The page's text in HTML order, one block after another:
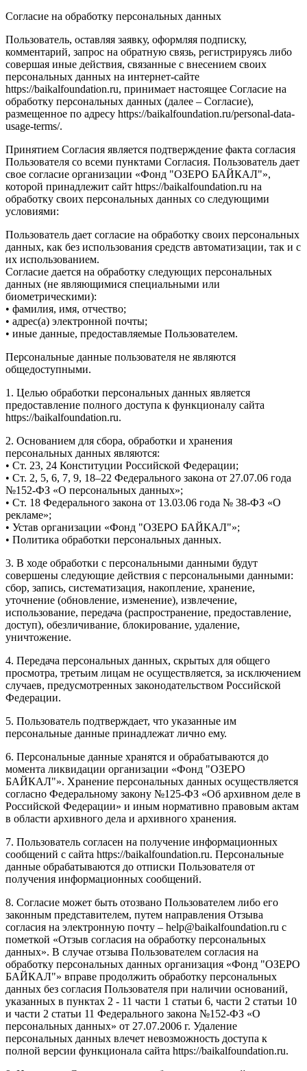
Согласие на обработку персональных данных
Пользователь, оставляя заявку, оформляя подписку,
комментарий, запрос на обратную связь, регистрируясь либо
совершая иные действия, связанные с внесением своих
персональных данных на интернет-сайте
https://baikalfoundation.ru, принимает настоящее Согласие на
обработку персональных данных (далее – Согласие),
размещенное по адресу https://baikalfoundation.ru/personal-data-
usage-terms/.
Принятием Согласия является подтверждение факта согласия
Пользователя со всеми пунктами Согласия. Пользователь дает
свое согласие организации «Фонд "ОЗЕРО БАЙКАЛ"»,
которой принадлежит сайт https://baikalfoundation.ru на
обработку своих персональных данных со следующими
условиями:
Пользователь дает согласие на обработку своих персональных
данных, как без использования средств автоматизации, так и с
их использованием.
Согласие дается на обработку следующих персональных
данных (не являющимися специальными или
биометрическими):
• фамилия, имя, отчество;
• адрес(а) электронной почты;
• иные данные, предоставляемые Пользователем.
Персональные данные пользователя не являются
общедоступными.
1. Целью обработки персональных данных является
предоставление полного доступа к функционалу сайта
https://baikalfoundation.ru.
2. Основанием для сбора, обработки и хранения
персональных данных являются:
• Ст. 23, 24 Конституции Российской Федерации;
• Ст. 2, 5, 6, 7, 9, 18–22 Федерального закона от 27.07.06 года
№152-ФЗ «О персональных данных»;
• Ст. 18 Федерального закона от 13.03.06 года № 38-ФЗ «О
рекламе»;
• Устав организации «Фонд "ОЗЕРО БАЙКАЛ"»;
• Политика обработки персональных данных.
3. В ходе обработки с персональными данными будут
совершены следующие действия с персональными данными:
сбор, запись, систематизация, накопление, хранение,
уточнение (обновление, изменение), извлечение,
использование, передача (распространение, предоставление,
доступ), обезличивание, блокирование, удаление,
уничтожение.
4. Передача персональных данных, скрытых для общего
просмотра, третьим лицам не осуществляется, за исключением
случаев, предусмотренных законодательством Российской
Федерации.
5. Пользователь подтверждает, что указанные им
персональные данные принадлежат лично ему.
6. Персональные данные хранятся и обрабатываются до
момента ликвидации организации «Фонд "ОЗЕРО
БАЙКАЛ"». Хранение персональных данных осуществляется
согласно Федеральному закону №125-ФЗ «Об архивном деле в
Российской Федерации» и иным нормативно правовым актам
в области архивного дела и архивного хранения.
7. Пользователь согласен на получение информационных
сообщений с сайта https://baikalfoundation.ru. Персональные
данные обрабатываются до отписки Пользователя от
получения информационных сообщений.
8. Согласие может быть отозвано Пользователем либо его
законным представителем, путем направления Отзыва
согласия на электронную почту – help@baikalfoundation.ru с
пометкой «Отзыв согласия на обработку персональных
данных». В случае отзыва Пользователем согласия на
обработку персональных данных организация «Фонд "ОЗЕРО
БАЙКАЛ"» вправе продолжить обработку персональных
данных без согласия Пользователя при наличии оснований,
указанных в пунктах 2 - 11 части 1 статьи 6, части 2 статьи 10
и части 2 статьи 11 Федерального закона №152-ФЗ «О
персональных данных» от 27.07.2006 г. Удаление
персональных данных влечет невозможность доступа к
полной версии функционала сайта https://baikalfoundation.ru.